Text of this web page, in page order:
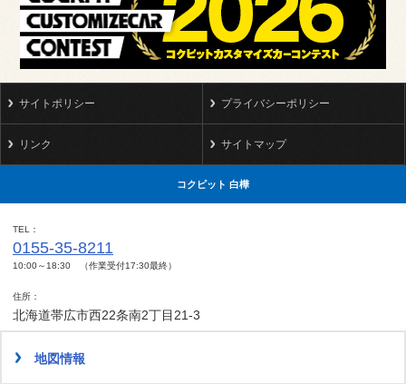
サイトポリシー プライバシーポリシー
リンク サイトマップ
コクピット 白樺
TEL
0155-35-8211
10:00～18:30 （作業受付17:30最終）
住所
北海道帯広市西22条南2丁目21-3
地図情報